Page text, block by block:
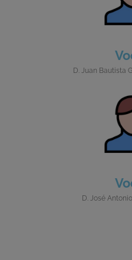
D. Juan Bautista
D. José